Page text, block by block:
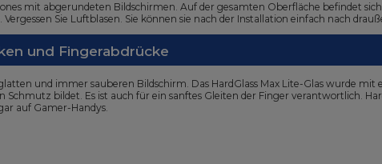
mit abgerundeten Bildschirmen. Auf der gesamten Oberfläche befindet
Sie Luftblasen. Sie können sie nach der Installation einfach nach
und Fingerabdrücke
und immer sauberen Bildschirm. Das HardGlass Max Lite-Glas wurde mit
bildet. Es ist auch für ein sanftes Gleiten der Finger verantwortlich.
auf Gamer-Handys.